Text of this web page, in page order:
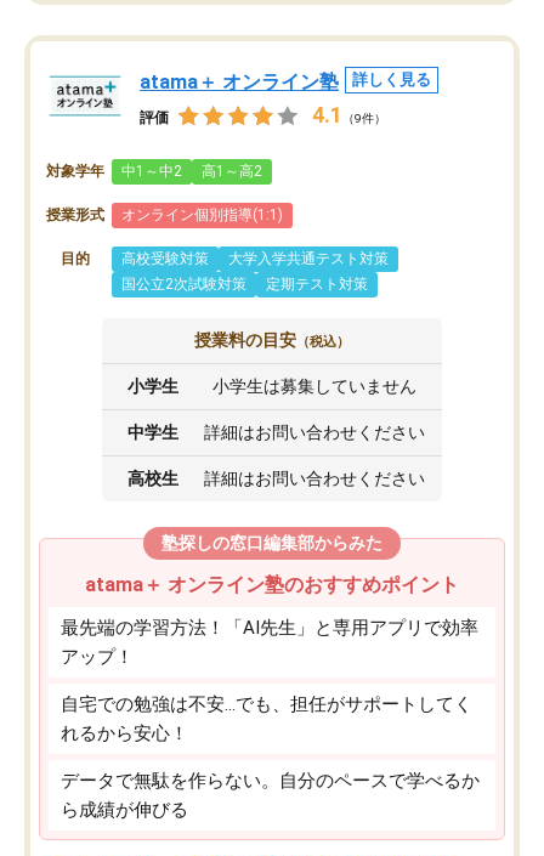
atama＋ オンライン塾 詳しく見る
評価 4.1 （9件）
対象学年 中1～中2 高1～高2
授業形式 オンライン個別指導(1:1)
目的 高校受験対策
大学入学共通テスト対策
国公立2次試験対策
定期テスト対策
授業料の目安 （税込）
小学生 小学生は募集していません
中学生 詳細はお問い合わせください
高校生 詳細はお問い合わせください
塾探しの窓口編集部からみた
atama＋ オンライン塾のおすすめポイント
最先端の学習方法！「AI先生」と専用アプリで効率
アップ！
自宅での勉強は不安…でも、担任がサポートしてく
れるから安心！
データで無駄を作らない。自分のペースで学べるか
ら成績が伸びる